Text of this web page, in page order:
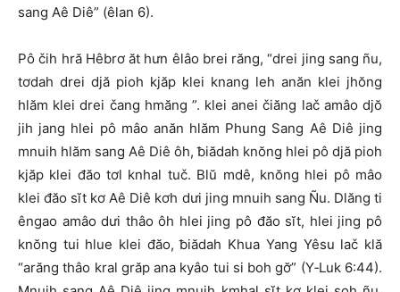
sang Aê Diê” (êlan 6).
Pô čih hră Hêbrơ ăt hưn êlâo brei răng, “drei jing sang ñu,
tơdah drei djă pioh kjăp klei knang leh anăn klei jhŏng
hlăm klei drei čang hmăng ”. klei anei čiăng lač amâo djŏ
jih jang hlei pô mâo anăn hlăm Phung Sang Aê Diê jing
mnuih hlăm sang Aê Diê ôh, ƀiădah knŏng hlei pô djă pioh
kjăp klei đăo tơl knhal tuč. Blŭ mdê, knŏng hlei pô mâo
klei đăo sĭt kơ Aê Diê kơh dưi jing mnuih sang Ñu. Dlăng ti
êngao amâo dưi thâo ôh hlei jing pô đăo sĭt, hlei jing pô
knŏng tui hlue klei đăo, ƀiădah Khua Yang Yêsu lač klă
“arăng thâo kral grăp ana kyâo tui si boh gơ̆” (Y‑Luk 6:44).